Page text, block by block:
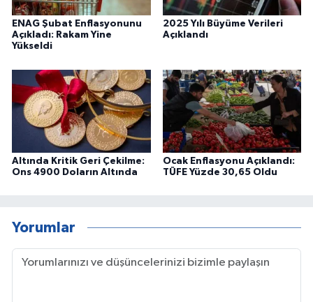
ENAG Şubat Enflasyonunu
Açıkladı: Rakam Yine
Yükseldi
2025 Yılı Büyüme Verileri
Açıklandı
Altında Kritik Geri Çekilme:
Ons 4900 Doların Altında
Ocak Enflasyonu Açıklandı:
TÜFE Yüzde 30,65 Oldu
Yorumlar